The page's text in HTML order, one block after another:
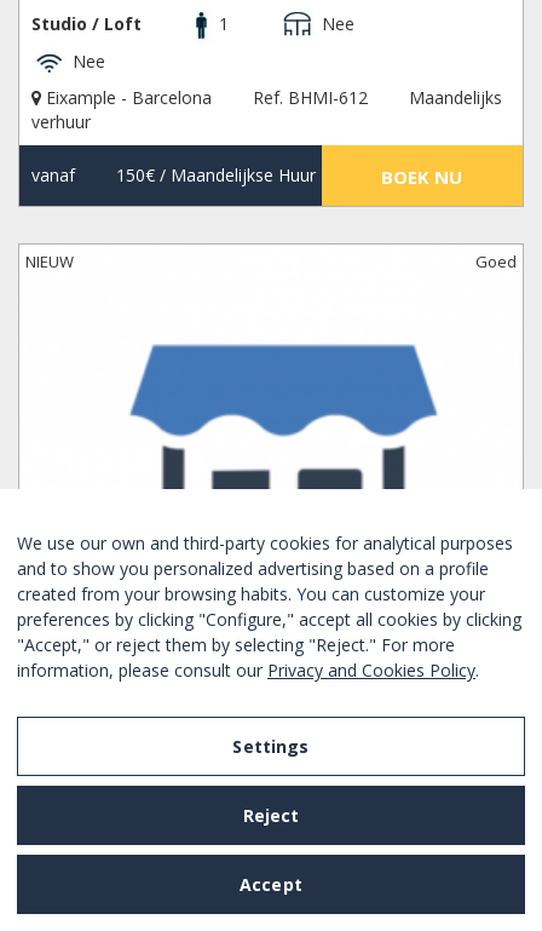
Studio / Loft 1
Nee
Nee
Eixample - Barcelona
Ref. BHMI-612
Maandelijks
verhuur
vanaf 150€/ Maandelijkse Huur BOEK NU
NIEUW Goed
LOCAL EN ALQUILER EN PLAZA ESPAÑA
1
Nee
Sants Montjuic - Barcelona
/ Maandelijkse Huur
We use our own and third-party cookies for analytical purposes
and to show you personalized advertising based on a profile
created from your browsing habits. You can customize your
preferences by clicking "Configure," accept all cookies by clicking
"Accept," or reject them by selecting "Reject." For more
information, please consult our Privacy and Cookies Policy.
Settings
Reject
Accept